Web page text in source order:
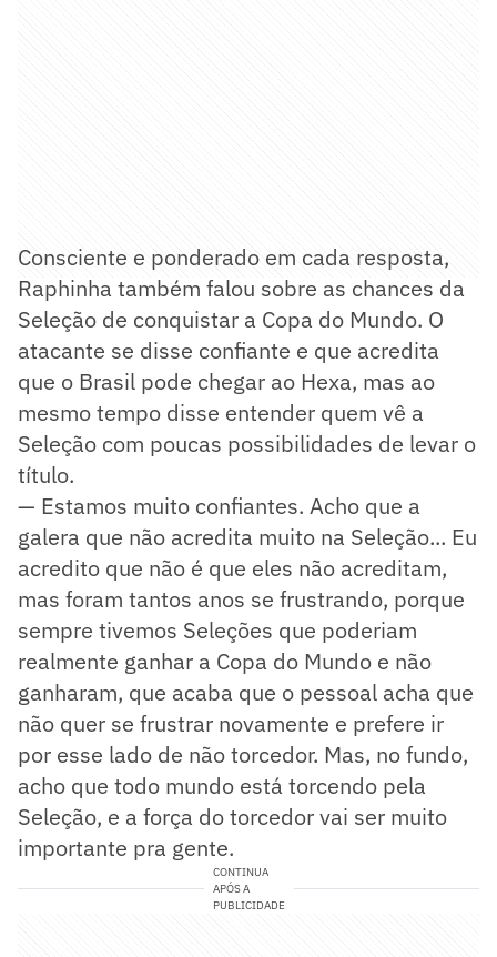
Consciente e ponderado em cada resposta,
Raphinha também falou sobre as chances da
Seleção de conquistar a Copa do Mundo. O
atacante se disse confiante e que acredita
que o Brasil pode chegar ao Hexa, mas ao
mesmo tempo disse entender quem vê a
Seleção com poucas possibilidades de levar o
título.
— Estamos muito confiantes. Acho que a
galera que não acredita muito na Seleção... Eu
acredito que não é que eles não acreditam,
mas foram tantos anos se frustrando, porque
sempre tivemos Seleções que poderiam
realmente ganhar a Copa do Mundo e não
ganharam, que acaba que o pessoal acha que
não quer se frustrar novamente e prefere ir
por esse lado de não torcedor. Mas, no fundo,
acho que todo mundo está torcendo pela
Seleção, e a força do torcedor vai ser muito
importante pra gente.
CONTINUA
APÓS A
PUBLICIDADE